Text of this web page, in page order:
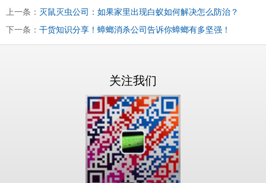
上一条： 灭鼠灭虫公司：如果家里出现白蚁如何解决怎么防治？
下一条： 干货知识分享！蟑螂消杀公司告诉你蟑螂有多坚强！
关注我们